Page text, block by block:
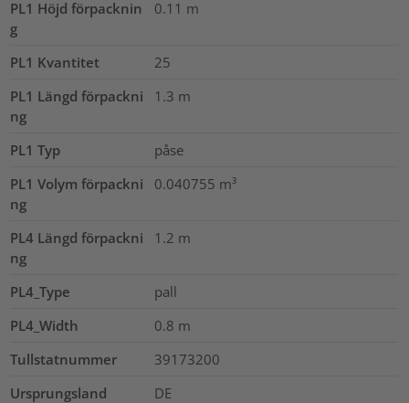
PL1 Höjd förpacknin
g
0.11 m
PL1 Kvantitet
25
PL1 Längd förpackni
ng
1.3 m
PL1 Typ
påse
PL1 Volym förpackni
ng
0.040755 m³
PL4 Längd förpackni
ng
1.2 m
PL4_Type
pall
PL4_Width
0.8 m
Tullstatnummer
39173200
Ursprungsland
DE